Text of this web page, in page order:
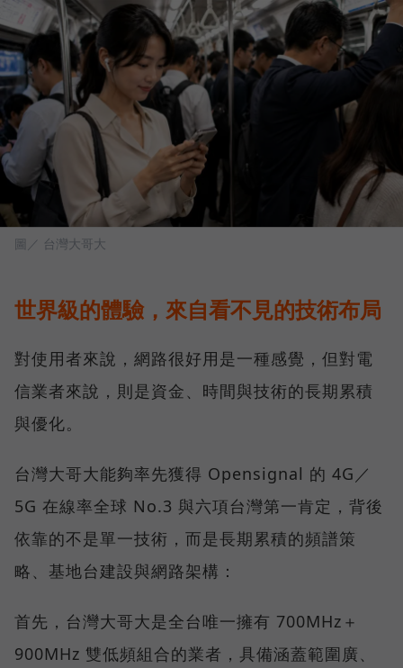
圖／ 台灣大哥大
世界級的體驗，來自看不見的技術布局
對使用者來說，網路很好用是一種感覺，但對電
信業者來說，則是資金、時間與技術的長期累積
與優化。
台灣大哥大能夠率先獲得 Opensignal 的 4G／
5G 在線率全球 No.3 與六項台灣第一肯定，背後
依靠的不是單一技術，而是長期累積的頻譜策
略、基地台建設與網路架構：
首先，台灣大哥大是全台唯一擁有 700MHz＋
900MHz 雙低頻組合的業者，具備涵蓋範圍廣、